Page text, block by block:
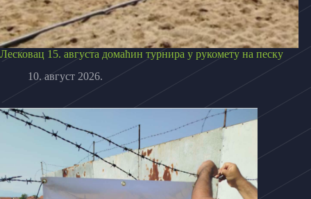
Лесковац 15. августа домаћин турнира у рукомету на песку
10. август 2026.